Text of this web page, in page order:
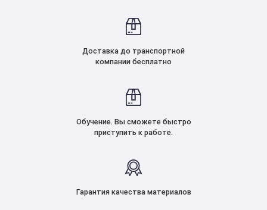
Доставка до транспортной
компании бесплатно
Обучение. Вы сможете быстро
приступить к работе.
Гарантия качества материалов